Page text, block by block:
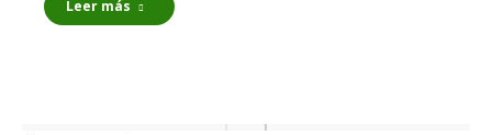
Leer más